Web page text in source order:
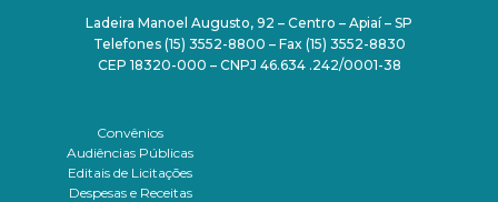
Ladeira Manoel Augusto, 92 – Centro – Apiaí – SP
Telefones (15) 3552-8800 – Fax (15) 3552-8830
CEP 18320-000 – CNPJ 46.634 .242/0001-38
Convênios
Audiências Públicas
Editais de Licitações
Despesas e Receitas